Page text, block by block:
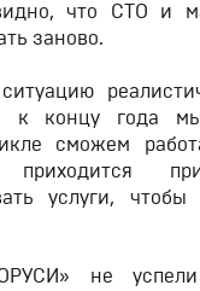
что СТО и
заново.
к концу года
сможем
услуги, чтобы
не